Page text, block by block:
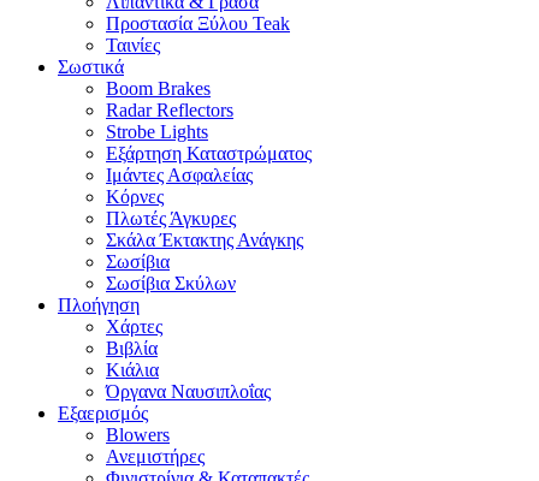
Προστασία Ξύλου Teak
Ταινίες
Σωστικά
Boom Brakes
Radar Reflectors
Strobe Lights
Εξάρτηση Καταστρώματος
Ιμάντες Ασφαλείας
Κόρνες
Πλωτές Άγκυρες
Σκάλα Έκτακτης Ανάγκης
Σωσίβια
Σωσίβια Σκύλων
Πλοήγηση
Χάρτες
Βιβλία
Κιάλια
Όργανα Ναυσιπλοΐας
Εξαερισμός
Blowers
Ανεμιστήρες